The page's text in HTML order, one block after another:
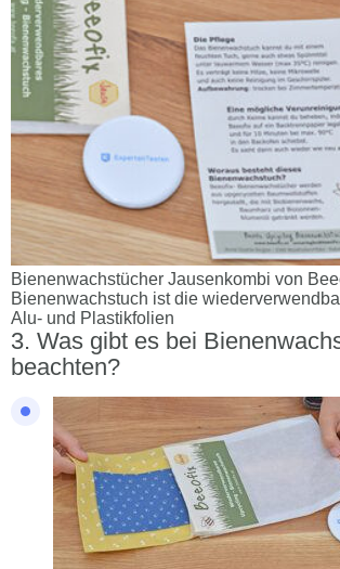
Bienenwachstücher Jausenkombi von
Bienenwachstuch ist die
Alu- und Plastikfolien
Was gibt es bei
beachten?